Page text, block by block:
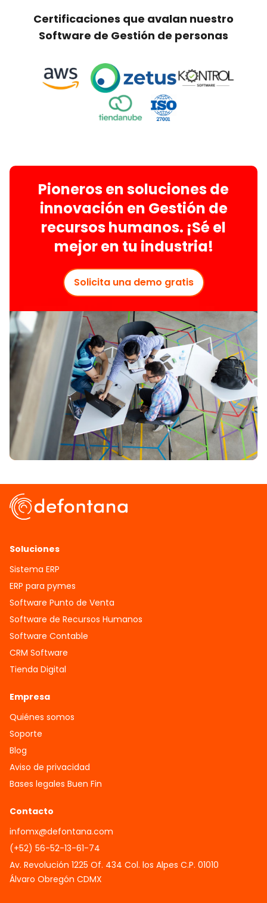
Certificaciones que avalan nuestro
Software de Gestión de personas
Pioneros en soluciones de
innovación en Gestión de
recursos humanos. ¡Sé el
mejor en tu industria!
Solicita una demo gratis
Soluciones
Sistema ERP
ERP para pymes
Software Punto de Venta
Software de Recursos Humanos
Software Contable
CRM Software
Tienda Digital
Empresa
Quiénes somos
Soporte
Blog
Aviso de privacidad
Bases legales Buen Fin
Contacto
infomx@defontana.com
(+52) 56-52-13-61-74
Av. Revolución 1225 Of. 434 Col. los Alpes C.P. 01010
Álvaro Obregón CDMX